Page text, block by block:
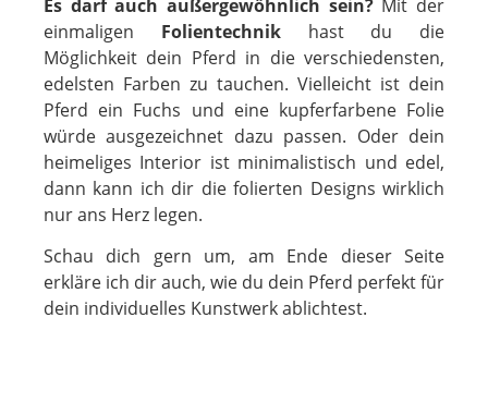
Es darf auch außergewöhnlich sein?Mit der
einmaligen Folientechnikhast du die
Möglichkeit dein Pferd in die verschiedensten,
edelsten Farben zu tauchen. Vielleicht ist dein
Pferd ein Fuchs und eine kupferfarbene Folie
würde ausgezeichnet dazu passen. Oder dein
heimeliges Interior ist minimalistisch und edel,
dann kann ich dir die folierten Designs wirklich
nur ans Herz legen.
Schau dich gern um, am Ende dieser Seite
erkläre ich dir auch, wie du dein Pferd perfekt für
dein individuelles Kunstwerk ablichtest.